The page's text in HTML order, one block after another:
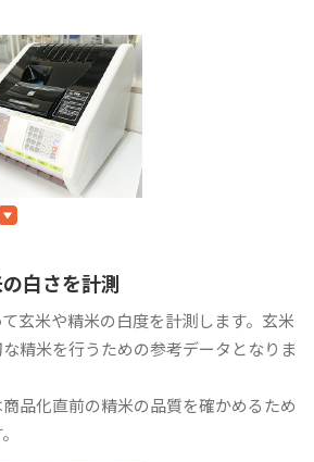
白さを計測
玄米や精米の白度を計測します。玄米
精米を行うための参考データとなりま
品化直前の精米の品質を確かめるため